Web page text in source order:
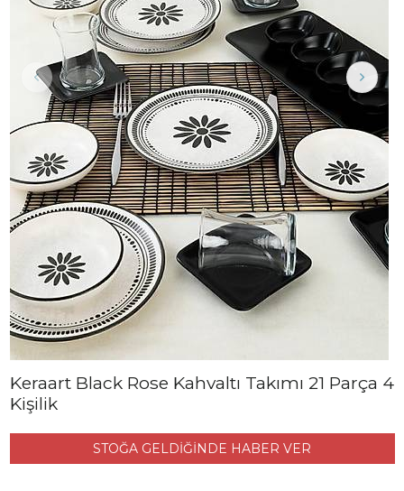
Keraart Black Rose Kahvaltı Takımı 21 Parça 4
Kişilik
STOĞA GELDİĞİNDE HABER VER